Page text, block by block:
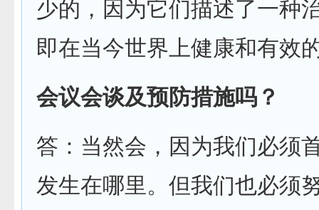
少的，因为它们描述了一种
即在当今世界上健康和有效
会议会谈及预防措施吗？
答：当然会，因为我们必须
发生在哪里。但我们也必须